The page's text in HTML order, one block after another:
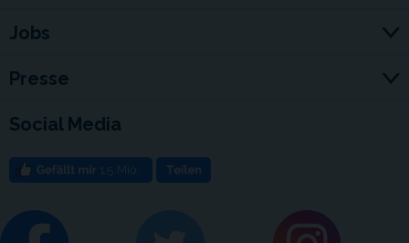
Jobs
Presse
Social Media